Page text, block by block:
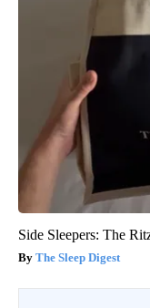
Side Sleepers: The
The Sleep Digest